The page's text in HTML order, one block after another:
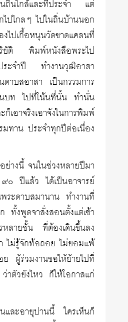
นถิ่นใกล้และที่ประจำ แต่
ปไกลๆ ไปในถิ่นบ้านนอก
เกื้อหนุนวัดขาดแคลนที่
ริยัติ พิมพ์หนังสือพระไป
ประจำปี ทำงานวุฒิอาสา
าบสอาสา เป็นกรรมการ
นบท ไปที่โน้นที่นั้น ทำนั่น
อาจริงเอาจังในการพิมพ์
มทาน ประจำทุกปีต่อเนื่อง
อย่างนี้ จนในช่วงหลายปีมา
ปีแล้ว ได้เป็นอาจารย์
พระดาบสมานาน ทำงานที่
ก ทั้งพูดจาสั่งสอนตั้งแต่เช้า
ลายชั้น ที่ต้องเดินขึ้นลง
ไม่รู้จักท้อถอย ไม่ยอมแพ้
ย ผู้ร่วมงานขอให้ย้ายไปที่
ตัวยังไหว ก็ให้โอกาสแก่
และอายุปานนี้ ใครเห็นก็